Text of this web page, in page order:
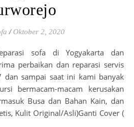
/ Oktober 2, 2020
sofa di Yogyakarta dan
perbaikan dan reparasi servis
dan sampai saat ini kami banyak
bermacam-macam kerusakan
Busa dan Bahan Kain, dan
Kulit Original/Asli)Ganti Cover (